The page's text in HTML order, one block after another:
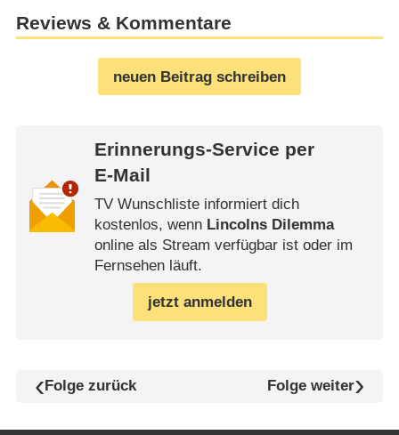
Reviews & Kommentare
neuen Beitrag schreiben
Erinnerungs-Service per
E-Mail
TV Wunschliste informiert dich
kostenlos, wenn Lincolns Dilemma
online als Stream verfügbar ist oder im
Fernsehen läuft.
jetzt anmelden
Folge zurück Folge weiter